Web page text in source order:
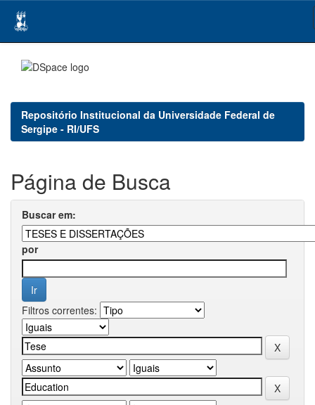
navigation
Repositório Institucional da Universidade Federal de
Sergipe - RI/UFS
Página de Busca
Buscar em:
por
Filtros correntes: